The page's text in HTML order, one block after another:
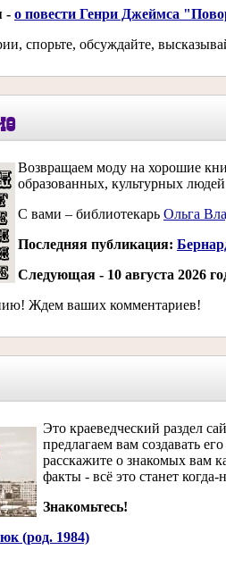
- о повести Генри Джеймса
спорьте, обсуждайте,
Возвращаем моду на хорошие
образованных, культурных
С вами – библиотекарь Ольга
Последняя публикация:
Следующая - 10 августа
Ждем ваших комментариев!
Это краеведческий раздел
предлагаем вам создавать
расскажите о знакомых вам
факты - всё это станет
Знакомьтесь!
(род. 1984)